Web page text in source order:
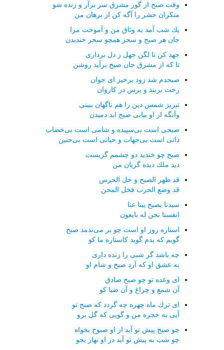
وقت صبح از گور مشرق سر برآر و زنده شو
منكران حشر را آگه كن از برهان من
یك شب آمد به وثاق من و آموخت مرا
جان هر صبح و سحر همچو سحر خندیدن
جهد كن تا لگن جهل ز دل برداری
تا كه از مشرق جان صبح برآید روشن
صبحدم شد زود برخیز ای جوان
رخت بربند و برس در كاروان
تبریز شمس دین را هم ناگهان ببینی
وآنگه از او بیابی صبح ابد دمیدن
صبحی است بی‌سپیده و شامی است بی‌خضاب
ذاتی است بی‌جهات و حیاتی است بی‌حنین
صبح چو خندید دو چشمم گریست
دید ملك دیده گریان من
قد ظهر الصبح و خل الحرس
قد وضع الحرب فخل المحن
سیدنا یصبح یبتا عنا
انفسنا نحن له بایعون
استاره روز او است چو بر می‌ندمد صبح
گویم كه بدم گوید كاستاره ما كو
چه باشد گر شبی را زنده داری
به عشق او كه آرد صبح و شام او
ای وعده تو چو صبح صادق
آن شمع و چراغ و آن ضیا كو
ای ترك ماه چهره چه گردد كه صبح تو
آیی به حجره من و گویی كه گل برو
چو صبح پیش تو آید از او صبوح بخواه
چو شب به پیش تو آید در او نهار بجو